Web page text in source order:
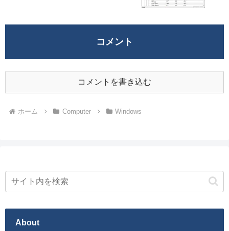
コメント
コメントを書き込む
ホーム Computer Windows
About